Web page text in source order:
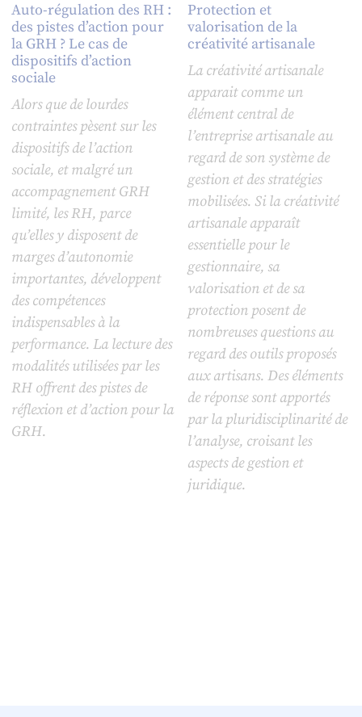
Auto-régulation des RH :
des pistes d’action pour
la GRH ? Le cas de
dispositifs d’action
sociale
Alors que de lourdes
contraintes pèsent sur les
dispositifs de l’action
sociale, et malgré un
accompagnement GRH
limité, les RH, parce
qu’elles y disposent de
marges d’autonomie
importantes, développent
des compétences
indispensables à la
performance. La lecture des
modalités utilisées par les
RH offrent des pistes de
réflexion et d’action pour la
GRH.
Protection et
valorisation de la
créativité artisanale
La créativité artisanale
apparait comme un
élément central de
l’entreprise artisanale au
regard de son système de
gestion et des stratégies
mobilisées. Si la créativité
artisanale apparaît
essentielle pour le
gestionnaire, sa
valorisation et de sa
protection posent de
nombreuses questions au
regard des outils proposés
aux artisans. Des éléments
de réponse sont apportés
par la pluridisciplinarité de
l’analyse, croisant les
aspects de gestion et
juridique.